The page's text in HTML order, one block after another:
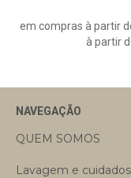
em compras à partir
à partir
NAVEGAÇÃO
QUEM SOMOS
Lavagem e cuidados